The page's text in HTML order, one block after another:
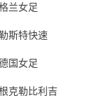
兰女足
斯特快速
国女足
克勒比利吉